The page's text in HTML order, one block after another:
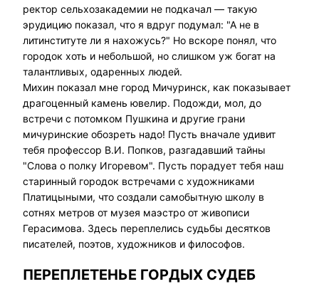
ректор сельхозакадемии не подкачал — такую
эрудицию показал, что я вдруг подумал: "А не в
литинституте ли я нахожусь?" Но вскоре понял, что
городок хоть и небольшой, но слишком уж богат на
талантливых, одаренных людей.
Михин показал мне город Мичуринск, как показывает
драгоценный камень ювелир. Подожди, мол, до
встречи с потомком Пушкина и другие грани
мичуринские обозреть надо! Пусть вначале удивит
тебя профессор В.И. Попков, разгадавший тайны
"Слова о полку Игоревом". Пусть порадует тебя наш
старинный городок встречами с художниками
Платицыными, что создали самобытную школу в
сотнях метров от музея маэстро от живописи
Герасимова. Здесь переплелись судьбы десятков
писателей, поэтов, художников и философов.
ПЕРЕПЛЕТЕНЬЕ ГОРДЫХ СУДЕБ